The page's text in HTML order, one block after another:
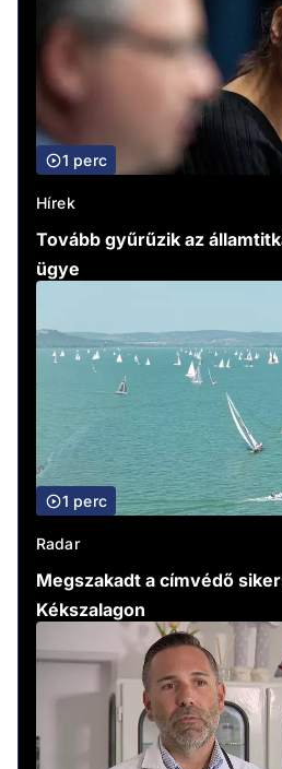
1 perc
Hírek
Tovább gyűrűzik az
ügye
1 perc
Radar
Megszakadt a címvédő
Kékszalagon